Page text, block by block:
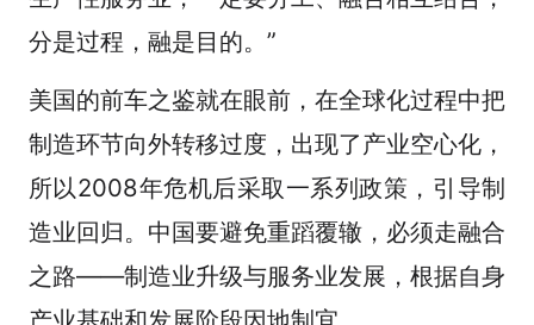
分是过程，融是目的。”
美国的前车之鉴就在眼前，在全球化过程中把
制造环节向外转移过度，出现了产业空心化，
所以2008年危机后采取一系列政策，引导制
造业回归。中国要避免重蹈覆辙，必须走融合
之路——制造业升级与服务业发展，根据自身
发布